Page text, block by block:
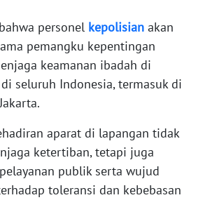
personel kepolisian akan
pemangku kepentingan
keamanan ibadah di
seluruh Indonesia, termasuk di
aparat di lapangan tidak
ketertiban, tetapi juga
publik serta wujud
toleransi dan kebebasan